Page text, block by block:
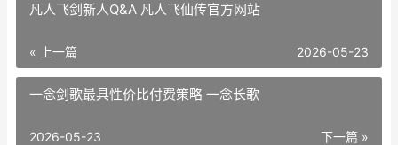
凡人飞剑新人Q&A 凡人飞仙传官方网站
« 上一篇 2026-05-23
一念剑歌最具性价比付费策略 一念长歌
下一篇 »
2026-05-23